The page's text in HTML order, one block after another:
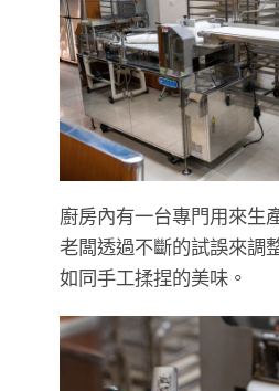
廚房內有一台專門用來生
老闆透過不斷的試誤來調
如同手工揉捏的美味。